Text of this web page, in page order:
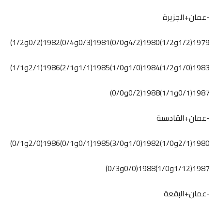
-عمان+الجزيرة
1979(1/2و1/2)1980(4/2و0/0)1981(0/3و0/4)1982(0/2و1/2)
1983(1/0و1/2)1984(1/0و1/0)1985(1/1و2/1)1986(2/1و1/1)
1987(0/1و1/1)1988(0/2و0/0)
-عمان+القادسية
1980(2/1و1/0)1982(1/0و3/0)1985(0/1و0/1)1986(2/0و0/1)
1987(1/12و1/0)1988(0/0و0/3)
-عمان+البقعة